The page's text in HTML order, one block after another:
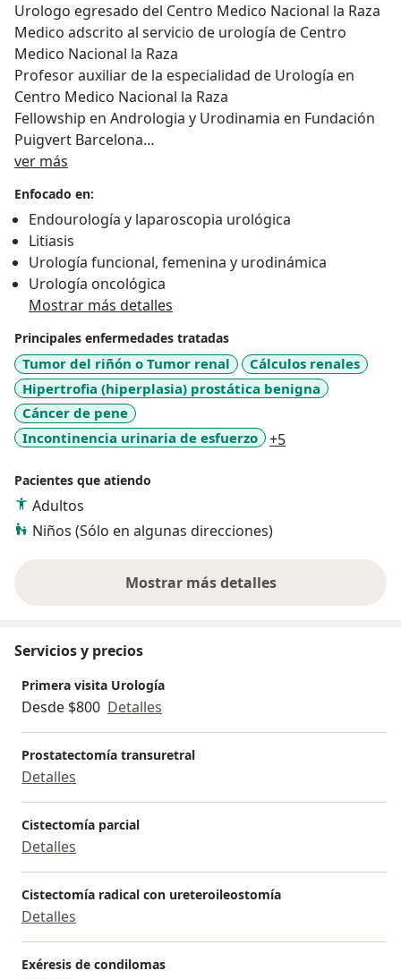
Urologo egresado del Centro Medico Nacional la Raza
Medico adscrito al servicio de urología de Centro
Medico Nacional la Raza
Profesor auxiliar de la especialidad de Urología en
Centro Medico Nacional la Raza
Fellowship en Andrologia y Urodinamia en Fundación
Puigvert Barcelona
Fellowship en Tower Urology hospital Monte Sinai Los
Miembro activo del Colegio Mexicano de Urología
Miembro activo de la Sociedad Mexicana de Urología
Miembro activo de la American Urological Asociation
Miembro activo de la Sociedad Europea de Urología
ver más
Enfocado en:
Endourología y laparoscopia urológica
Litiasis
Urología funcional, femenina y urodinámica
Urología oncológica
Mostrar más detalles
Principales enfermedades tratadas
Tumor del riñón o Tumor renal
Cálculos renales
Hipertrofia (hiperplasia) prostática benigna
Cáncer de pene
Incontinencia urinaria de esfuerzo
+5
Pacientes que atiendo
Adultos
Niños (Sólo en algunas direcciones)
Mostrar más detalles
sobre la experiencia
Servicios y precios
Primera visita Urología
Desde $800 Detalles
Prostatectomía transuretral
Detalles
Cistectomía parcial
Detalles
Cistectomía radical con ureteroileostomía
Detalles
Exéresis de condilomas